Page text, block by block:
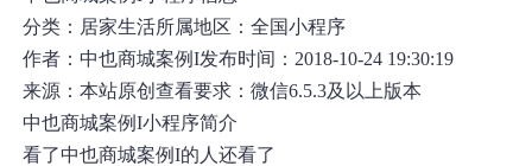
分类： 居家生活所属地区：全国小程序
作者： 中也商城案例I发布时间： 2018-10-24 19:30:19
来源：本站原创查看要求：微信6.5.3及以上版本
中也商城案例I小程序简介
看了中也商城案例I的人还看了